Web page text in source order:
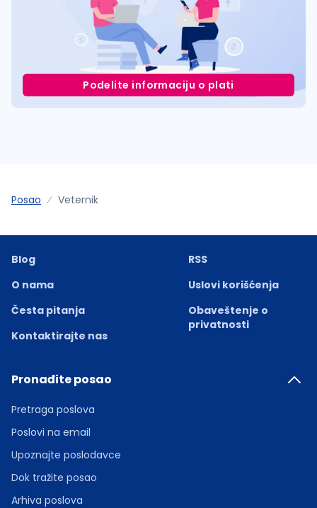
Podelite informaciju o plati
Posao Veternik
Blog
O nama
Česta pitanja
Kontaktirajte nas
RSS
Uslovi korišćenja
Obaveštenje o
privatnosti
Pronađite posao
Pretraga poslova
Poslovi na email
Upoznajte poslodavce
Dok tražite posao
Arhiva poslova